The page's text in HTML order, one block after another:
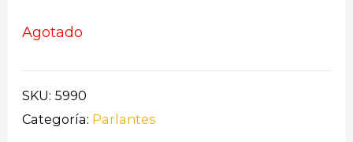
Agotado
SKU: 5990
Categoría: Parlantes